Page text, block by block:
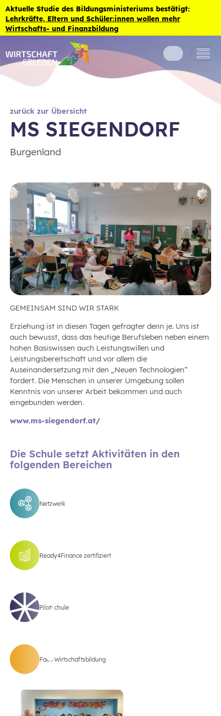
Zum Inhalt der Seite springen
Aktuelle Studie des Bildungsministeriums bestätigt:
Lehrkräfte, Eltern und Schüler:innen wollen mehr
Wirtschafts- und Finanzbildung
zurück zur Übersicht
MS SIEGENDORF
Burgenland
GEMEINSAM SIND WIR STARK
Erziehung ist in diesen Tagen gefragter denn je. Uns ist
auch bewusst, dass das heutige Berufsleben neben einem
hohen Basiswissen auch Leistungswillen und
Leistungsbereitschaft und vor allem die
Auseinandersetzung mit den „Neuen Technologien”
fordert. Die Menschen in unserer Umgebung sollen
Kenntnis von unserer Arbeit bekommen und auch
eingebunden werden.
www.ms-siegendorf.at/
Die Schule setzt Aktivitäten in den
folgenden Bereichen
Netzwerk
Ready4Finance zertifiziert
Pilotschule
Fach Wirtschaftsbildung